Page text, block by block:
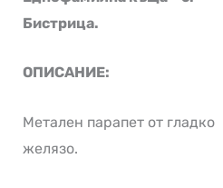
Бистрица.
ОПИСАНИЕ:
Метален парапет от гладко
желязо.